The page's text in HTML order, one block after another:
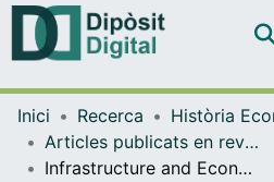
Inici Recerca
Articles publicats en revistes (Història Econòmica, Institucions, Política i Economia Mundial)
Infrastructure and Economic Growth in Spain, 1845-1935